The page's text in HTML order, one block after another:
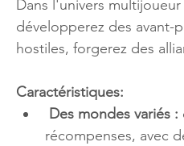
Dans l'univers
développerez des avant-
hostiles, forgerez des
Caractéristiques:
Des mondes variés :
récompenses, avec